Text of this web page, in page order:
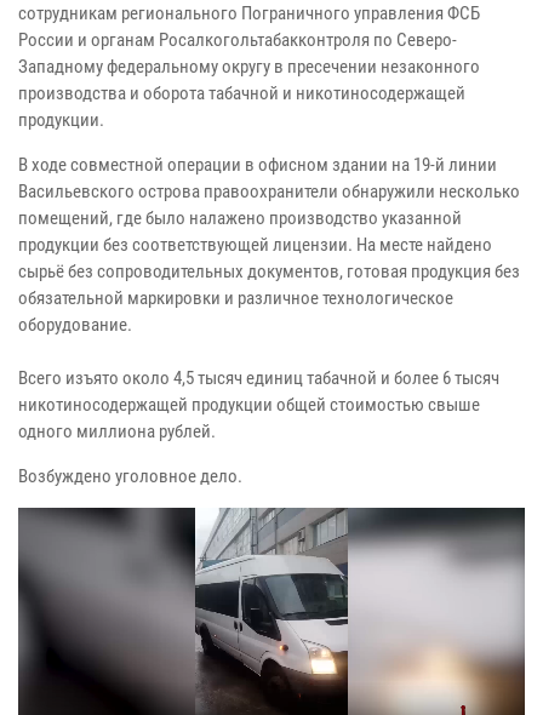
сотрудникам регионального Пограничного управления ФСБ
России и органам Росалкогольтабакконтроля по Северо-
Западному федеральному округу в пресечении незаконного
производства и оборота табачной и никотиносодержащей
продукции.
В ходе совместной операции в офисном здании на 19-й линии
Васильевского острова правоохранители обнаружили несколько
помещений, где было налажено производство указанной
продукции без соответствующей лицензии. На месте найдено
сырьё без сопроводительных документов, готовая продукция без
обязательной маркировки и различное технологическое
оборудование.
Всего изъято около 4,5 тысяч единиц табачной и более 6 тысяч
никотиносодержащей продукции общей стоимостью свыше
одного миллиона рублей.
Возбуждено уголовное дело.